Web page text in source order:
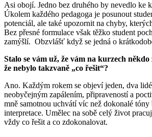
Asi obojí. Jedno bez druhého by nevedlo ke
Úkolem každého pedagoga je posunout
potenciál, ale také upozornit na chyby,
Bez přesné formulace však těžko student
zamýšlí. Obzvlášť když se jedná o
Stalo se vám už, že vám na kurzech
že nebylo takzvaně „co řešit“?
Ano. Každým rokem se objeví jeden, dva
neobyčejným zapálením, připraveností a
mně samotnou uchvátí víc než dokonalé tóny
interpretace. Umělec na sobě celý život
vždy co řešit a co zdokonalovat.